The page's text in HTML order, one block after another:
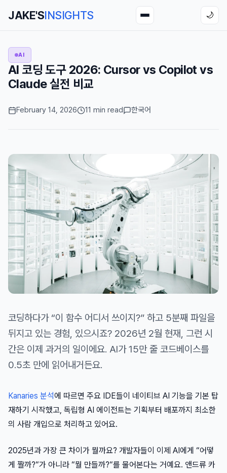
JAKE'SINSIGHTS 🌙
AI
AI 코딩 도구 2026: Cursor vs Copilot vs
Claude 실전 비교
February 14, 2026 11 min read 한국어
코딩하다가 “이 함수 어디서 쓰이지?” 하고 5분째 파일을
뒤지고 있는 경험, 있으시죠? 2026년 2월 현재, 그런 시
간은 이제 과거의 일이에요. AI가 15만 줄 코드베이스를
0.5초 만에 읽어내거든요.
Kanaries 분석에 따르면 주요 IDE들이 네이티브 AI 기능을 기본 탑
재하기 시작했고, 독립형 AI 에이전트는 기획부터 배포까지 최소한
의 사람 개입으로 처리하고 있어요.
2025년과 가장 큰 차이가 뭘까요? 개발자들이 이제 AI에게 “어떻
게 짤까?“가 아니라 “뭘 만들까?“를 물어본다는 거예요. 앤드류 카